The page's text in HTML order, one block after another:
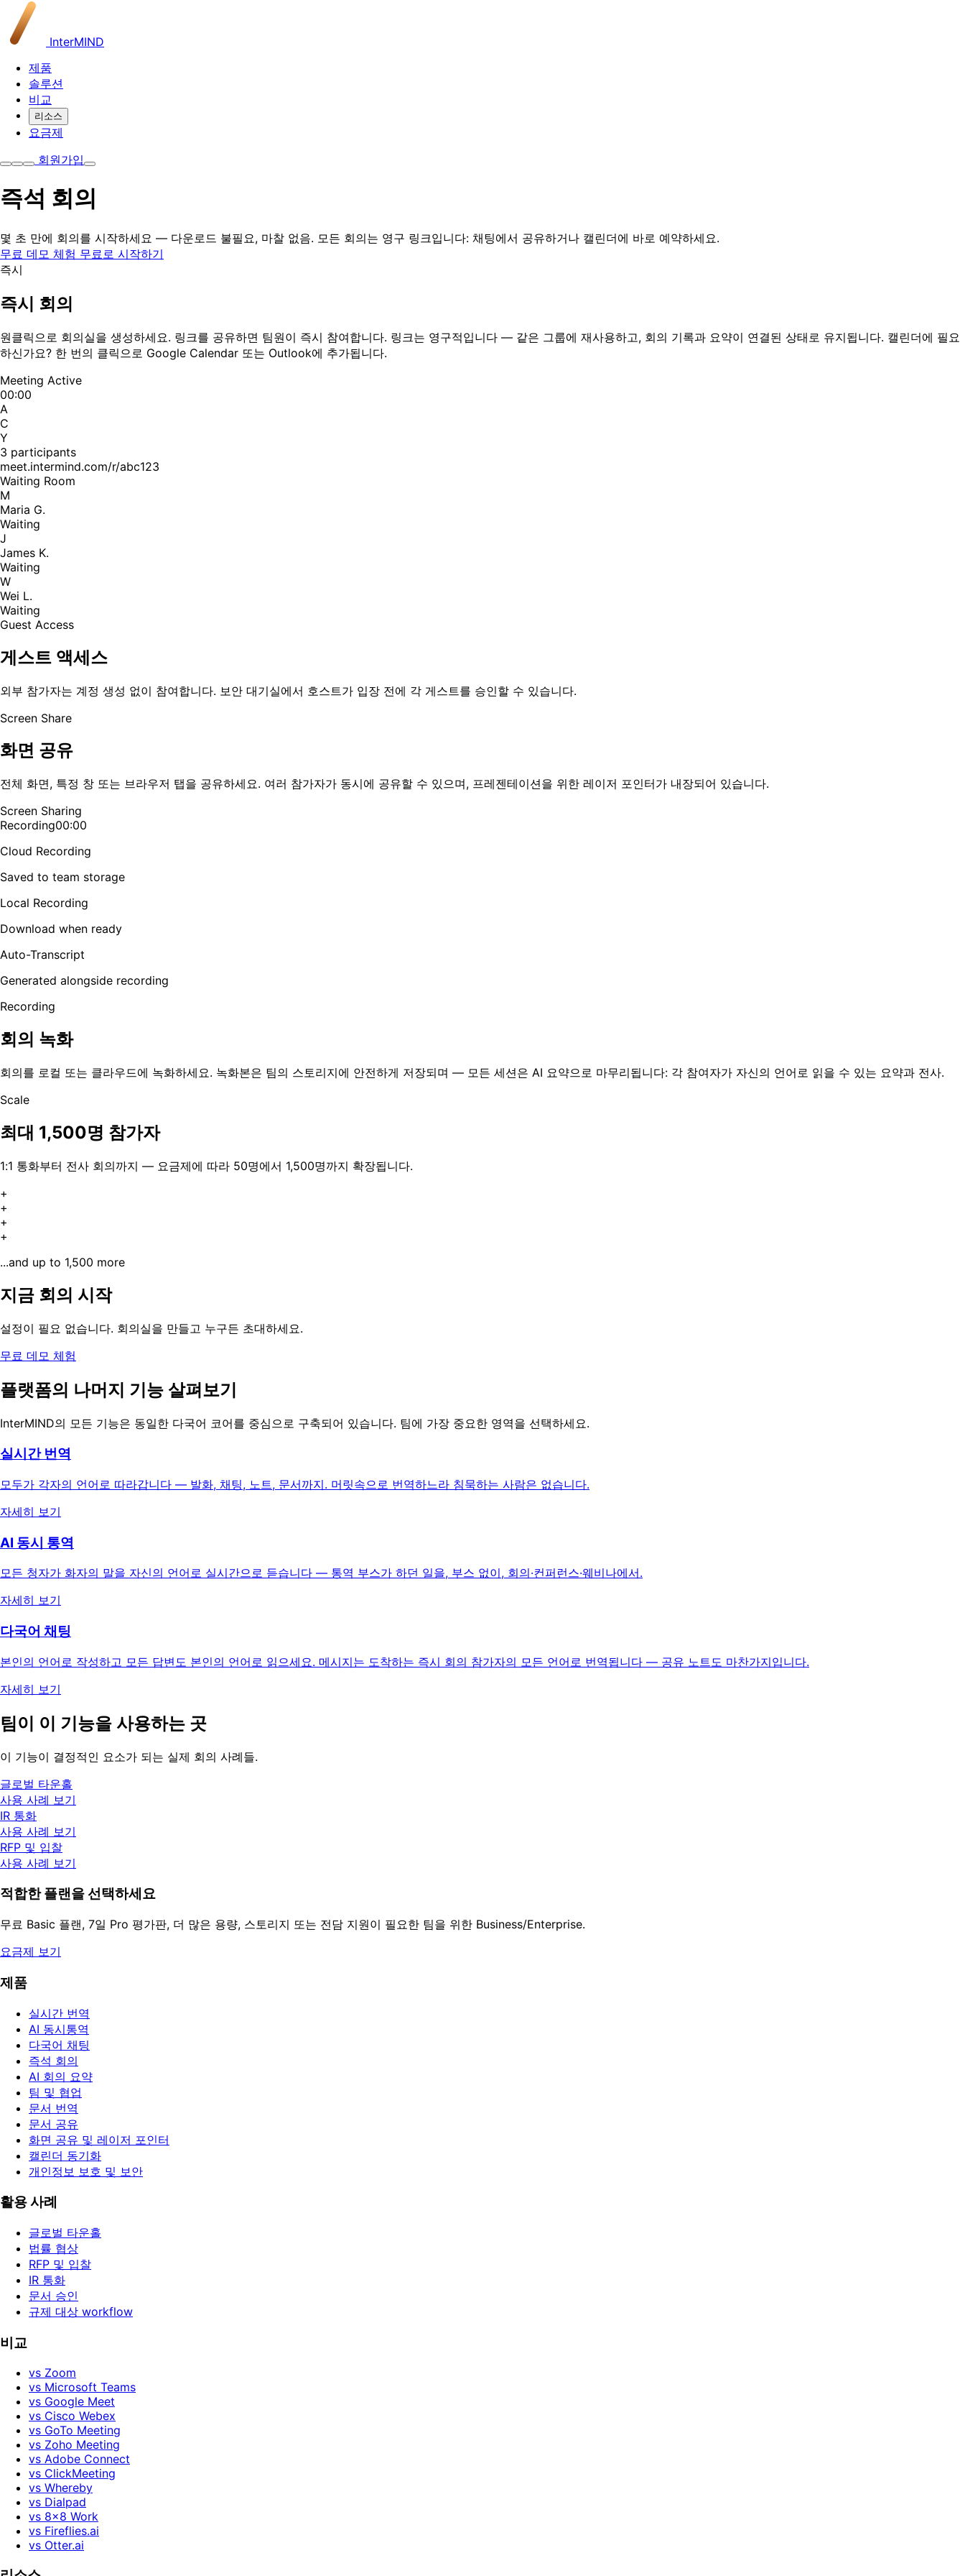
InterMIND
제품
솔루션
비교
리소스
요금제
회원가입
즉석 회의
몇 초 만에 회의를 시작하세요 — 다운로드 불필요, 마찰 없음. 모든 회의는 영구 링크입니다: 채팅에서 공유하거나 캘린더에 바로 예약하세요.
무료 데모 체험 무료로 시작하기
즉시
즉시 회의
원클릭으로 회의실을 생성하세요. 링크를 공유하면 팀원이 즉시 참여합니다. 링크는 영구적입니다 — 같은 그룹에 재사용하고, 회의 기록과 요약이 연결된 상태로 유지됩니다. 캘린더에 필요
하신가요? 한 번의 클릭으로 Google Calendar 또는 Outlook에 추가됩니다.
Meeting Active
00:00
A
C
Y
3 participants
meet.intermind.com/r/abc123
Waiting Room
M
Maria G.
Waiting
J
James K.
Waiting
W
Wei L.
Waiting
Guest Access
게스트 액세스
외부 참가자는 계정 생성 없이 참여합니다. 보안 대기실에서 호스트가 입장 전에 각 게스트를 승인할 수 있습니다.
Screen Share
화면 공유
전체 화면, 특정 창 또는 브라우저 탭을 공유하세요. 여러 참가자가 동시에 공유할 수 있으며, 프레젠테이션을 위한 레이저 포인터가 내장되어 있습니다.
Screen Sharing
Recording00:00
Cloud Recording
Saved to team storage
Local Recording
Download when ready
Auto-Transcript
Generated alongside recording
Recording
회의 녹화
회의를 로컬 또는 클라우드에 녹화하세요. 녹화본은 팀의 스토리지에 안전하게 저장되며 — 모든 세션은 AI 요약으로 마무리됩니다: 각 참여자가 자신의 언어로 읽을 수 있는 요약과 전사.
Scale
최대 1,500명 참가자
1:1 통화부터 전사 회의까지 — 요금제에 따라 50명에서 1,500명까지 확장됩니다.
+
+
+
+
...and up to 1,500 more
지금 회의 시작
설정이 필요 없습니다. 회의실을 만들고 누구든 초대하세요.
무료 데모 체험
플랫폼의 나머지 기능 살펴보기
InterMIND의 모든 기능은 동일한 다국어 코어를 중심으로 구축되어 있습니다. 팀에 가장 중요한 영역을 선택하세요.
실시간 번역
모두가 각자의 언어로 따라갑니다 — 발화, 채팅, 노트, 문서까지. 머릿속으로 번역하느라 침묵하는 사람은 없습니다.
자세히 보기
AI 동시 통역
모든 청자가 화자의 말을 자신의 언어로 실시간으로 듣습니다 — 통역 부스가 하던 일을, 부스 없이, 회의·컨퍼런스·웨비나에서.
자세히 보기
다국어 채팅
본인의 언어로 작성하고 모든 답변도 본인의 언어로 읽으세요. 메시지는 도착하는 즉시 회의 참가자의 모든 언어로 번역됩니다 — 공유 노트도 마찬가지입니다.
자세히 보기
팀이 이 기능을 사용하는 곳
이 기능이 결정적인 요소가 되는 실제 회의 사례들.
글로벌 타운홀
사용 사례 보기
IR 통화
사용 사례 보기
RFP 및 입찰
사용 사례 보기
적합한 플랜을 선택하세요
무료 Basic 플랜, 7일 Pro 평가판, 더 많은 용량, 스토리지 또는 전담 지원이 필요한 팀을 위한 Business/Enterprise.
요금제 보기
제품
실시간 번역
AI 동시통역
다국어 채팅
즉석 회의
AI 회의 요약
팀 및 협업
문서 번역
문서 공유
화면 공유 및 레이저 포인터
캘린더 동기화
개인정보 보호 및 보안
활용 사례
글로벌 타운홀
법률 협상
RFP 및 입찰
IR 통화
문서 승인
규제 대상 workflow
비교
vs Zoom
vs Microsoft Teams
vs Google Meet
vs Cisco Webex
vs GoTo Meeting
vs Zoho Meeting
vs Adobe Connect
vs ClickMeeting
vs Whereby
vs Dialpad
vs 8x8 Work
vs Fireflies.ai
vs Otter.ai